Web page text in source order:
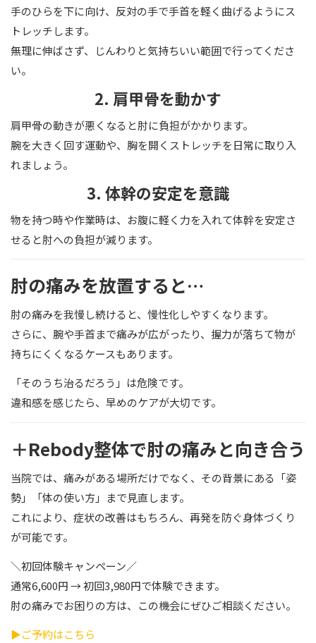
手のひらを下に向け、反対の手で手首を軽く曲げるようにス
トレッチします。
無理に伸ばさず、じんわりと気持ちいい範囲で行ってくださ
い。
2. 肩甲骨を動かす
肩甲骨の動きが悪くなると肘に負担がかかります。
腕を大きく回す運動や、胸を開くストレッチを日常に取り入
れましょう。
3. 体幹の安定を意識
物を持つ時や作業時は、お腹に軽く力を入れて体幹を安定さ
せると肘への負担が減ります。
肘の痛みを放置すると…
肘の痛みを我慢し続けると、慢性化しやすくなります。
さらに、腕や手首まで痛みが広がったり、握力が落ちて物が
持ちにくくなるケースもあります。
「そのうち治るだろう」は危険です。
違和感を感じたら、早めのケアが大切です。
＋Rebody整体で肘の痛みと向き合う
当院では、痛みがある場所だけでなく、その背景にある「姿
勢」「体の使い方」まで見直します。
これにより、症状の改善はもちろん、再発を防ぐ身体づくり
が可能です。
＼初回体験キャンペーン／
通常6,600円 → 初回3,980円で体験できます。
肘の痛みでお困りの方は、この機会にぜひご相談ください。
▶ご予約はこちら